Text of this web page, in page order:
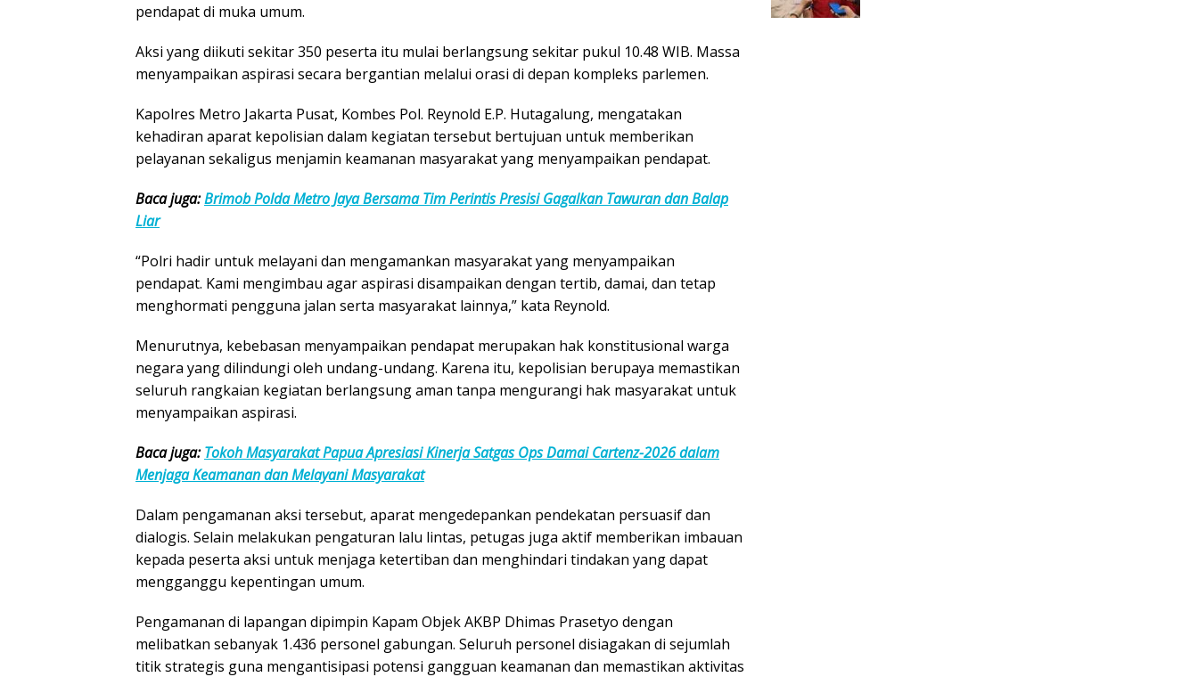
pendapat di muka umum.
Aksi yang diikuti sekitar 350 peserta itu mulai berlangsung sekitar pukul 10.48 WIB. Massa
menyampaikan aspirasi secara bergantian melalui orasi di depan kompleks parlemen.
Kapolres Metro Jakarta Pusat, Kombes Pol. Reynold E.P. Hutagalung, mengatakan
kehadiran aparat kepolisian dalam kegiatan tersebut bertujuan untuk memberikan
pelayanan sekaligus menjamin keamanan masyarakat yang menyampaikan pendapat.
Baca juga:Brimob Polda Metro Jaya Bersama Tim Perintis Presisi Gagalkan Tawuran dan Balap
Liar
“Polri hadir untuk melayani dan mengamankan masyarakat yang menyampaikan
pendapat. Kami mengimbau agar aspirasi disampaikan dengan tertib, damai, dan tetap
menghormati pengguna jalan serta masyarakat lainnya,” kata Reynold.
Menurutnya, kebebasan menyampaikan pendapat merupakan hak konstitusional warga
negara yang dilindungi oleh undang-undang. Karena itu, kepolisian berupaya memastikan
seluruh rangkaian kegiatan berlangsung aman tanpa mengurangi hak masyarakat untuk
menyampaikan aspirasi.
Baca juga:Tokoh Masyarakat Papua Apresiasi Kinerja Satgas Ops Damai Cartenz-2026 dalam
Menjaga Keamanan dan Melayani Masyarakat
Dalam pengamanan aksi tersebut, aparat mengedepankan pendekatan persuasif dan
dialogis. Selain melakukan pengaturan lalu lintas, petugas juga aktif memberikan imbauan
kepada peserta aksi untuk menjaga ketertiban dan menghindari tindakan yang dapat
mengganggu kepentingan umum.
Pengamanan di lapangan dipimpin Kapam Objek AKBP Dhimas Prasetyo dengan
melibatkan sebanyak 1.436 personel gabungan. Seluruh personel disiagakan di sejumlah
titik strategis guna mengantisipasi potensi gangguan keamanan dan memastikan aktivitas